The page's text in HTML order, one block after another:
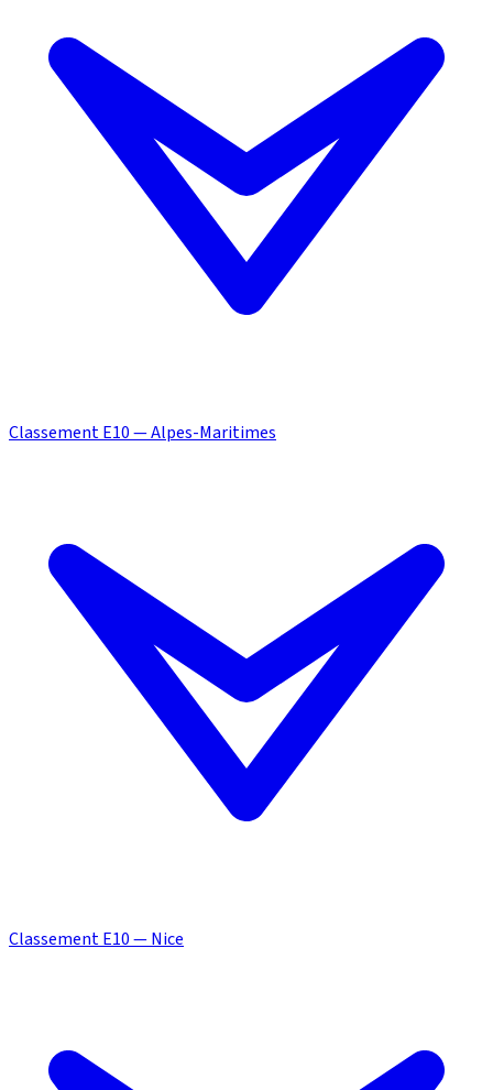
Classement E10 — Alpes-Maritimes
Classement E10 — Nice